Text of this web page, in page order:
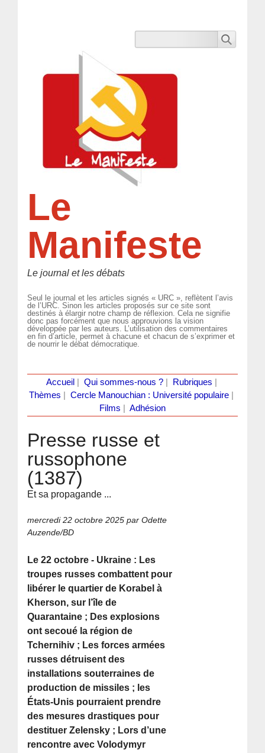
Le
Manifeste
Le journal et les débats
Seul le journal et les articles signés « URC », reflètent l’avis
de l’URC. Sinon les articles proposés sur ce site sont
destinés à élargir notre champ de réflexion. Cela ne signifie
donc pas forcément que nous approuvions la vision
développée par les auteurs. L’utilisation des commentaires
en fin d’article, permet à chacune et chacun de s’exprimer et
de nourrir le débat démocratique.
Accueil Qui sommes-nous ?| Rubriques
Thèmes
Cercle Manouchian : Université populaire
Films
Adhésion
Presse russe et
russophone
(1387)
Et sa propagande ...
mercredi 22 octobre 2025 par Odette
Auzende/BD
Le 22 octobre - Ukraine : Les
troupes russes combattent pour
libérer le quartier de Korabel à
Kherson, sur l’île de
Quarantaine ; Des explosions
ont secoué la région de
Tchernihiv ; Les forces armées
russes détruisent des
installations souterraines de
production de missiles ; les
États-Unis pourraient prendre
des mesures drastiques pour
destituer Zelensky ; Lors d’une
rencontre avec Volodymyr